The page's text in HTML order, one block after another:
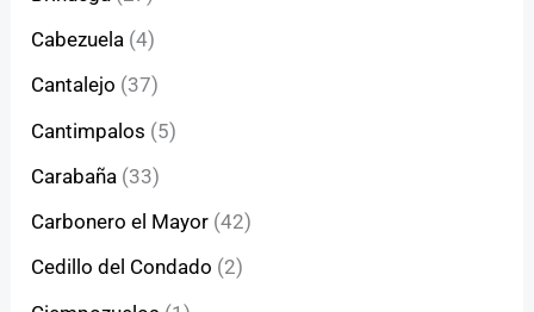
Cabezuela (4)
Cantalejo (37)
Cantimpalos (5)
Carabaña (33)
Carbonero el Mayor (42)
Cedillo del Condado (2)